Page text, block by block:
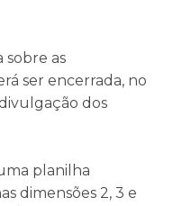
sobre as
ser encerrada, no
dos
planilha
dimensões 2, 3 e